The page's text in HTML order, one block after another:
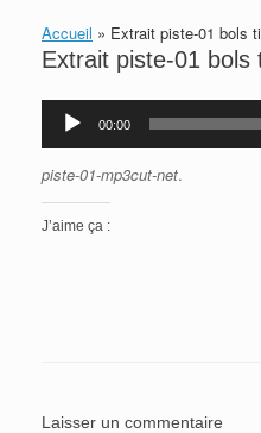
Accueil » Extrait piste-01 bols
Extrait piste-01 bols
Lecteur
audio
00:00
piste-01-mp3cut-net.
J’aime ça :
Laisser un commentaire